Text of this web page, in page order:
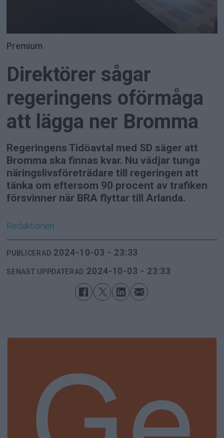
Premium
Direktörer sågar
regeringens oförmåga
att lägga ner Bromma
Regeringens Tidöavtal med SD säger att
Bromma ska finnas kvar. Nu vädjar tunga
näringslivsföreträdare till regeringen att
tänka om eftersom 90 procent av trafiken
försvinner när BRA flyttar till Arlanda.
Redaktionen
PUBLICERAD 2024-10-03 - 23:33
SENAST UPPDATERAD 2024-10-03 - 23:33